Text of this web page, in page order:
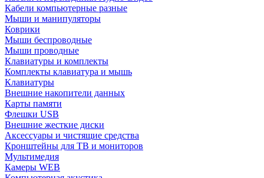
Кабели компьютерные разные
Мыши и манипуляторы
Коврики
Мыши беспроводные
Мыши проводные
Клавиатуры и комплекты
Комплекты клавиатура и мышь
Клавиатуры
Внешние накопители данных
Карты памяти
Флешки USB
Внешние жесткие диски
Аксессуары и чистящие средства
Кронштейны для ТВ и мониторов
Мультимедия
Камеры WEB